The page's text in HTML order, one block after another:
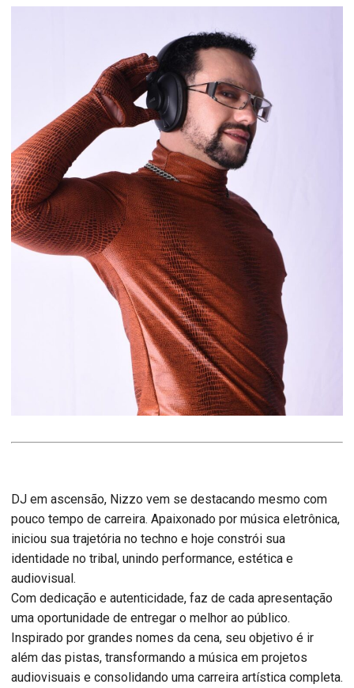
DJ em ascensão, Nizzo vem se destacando mesmo com
pouco tempo de carreira. Apaixonado por música eletrônica,
iniciou sua trajetória no techno e hoje constrói sua
identidade no tribal, unindo performance, estética e
audiovisual.
Com dedicação e autenticidade, faz de cada apresentação
uma oportunidade de entregar o melhor ao público.
Inspirado por grandes nomes da cena, seu objetivo é ir
além das pistas, transformando a música em projetos
audiovisuais e consolidando uma carreira artística completa.